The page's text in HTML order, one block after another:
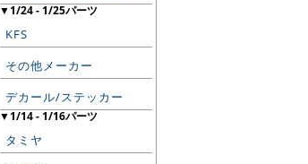
▼1/24 - 1/25パーツ
KFS
その他メーカー
デカール/ステッカー
▼1/14 - 1/16パーツ
タミヤ